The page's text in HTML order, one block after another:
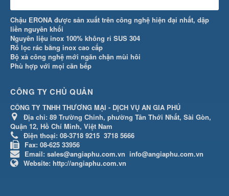
Chậu ERONA được sản xuất trên công nghệ hiện đại nhất, dập
liền nguyên khối
Nguyên liệu inox 100% không rỉ SUS 304
Rổ lọc rác bằng inox cao cấp
Bộ xả công nghệ mới ngăn chặn mùi hôi
Phù hợp với mọi căn bếp
CÔNG TY CHỦ QUẢN
CÔNG TY TNHH THƯƠNG MẠI - DỊCH VỤ AN GIA PHÚ
Địa chỉ: 89 Trường Chinh, phường Tân Thới Nhất, Sài Gòn,
Quận 12, Hồ Chí Minh, Việt Nam
Điện thoại: 08-3718 9215 3718 5666
Fax: 08-625 33956
Email: sales@angiaphu.com.vn info@angiaphu.com.vn
Website: http://angiaphu.com.vn